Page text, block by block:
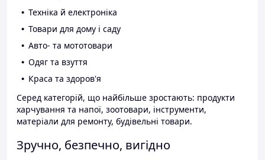
Техніка й електроніка
Товари для дому і саду
Авто- та мототовари
Одяг та взуття
Краса та здоров'я
Серед категорій, що найбільше зростають: продукти
харчування та напої, зоотовари, інструменти,
матеріали для ремонту, будівельні товари.
Зручно, безпечно, вигідно